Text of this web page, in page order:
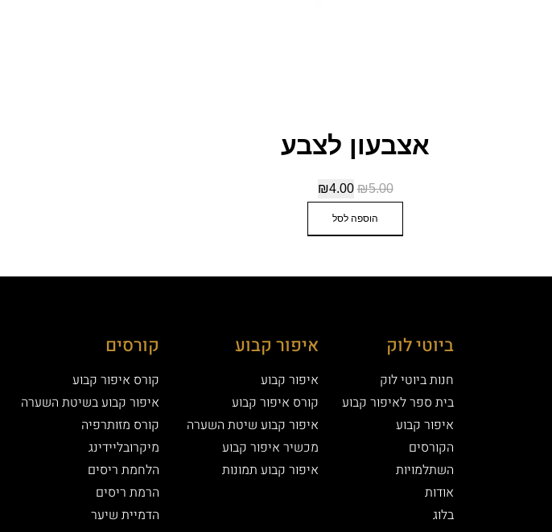
אצבעון לצבע
₪5.00
₪4.00
הוספה לסל
ביוטי לוק
חנות ביוטי לוק
בית ספר לאיפור קבוע
איפור קבוע
הקורסים
השתלמויות
אודות
בלוג
איפור קבוע
איפור קבוע
קורס איפור קבוע
איפור קבוע שיטת השערה
מכשיר איפור קבוע
איפור קבוע תמונות
קורסים
קורס איפור קבוע
איפור קבוע בשיטת השערה
קורס מזותרפיה
מיקרובליידינג
הלחמת ריסים
הרמת ריסים
הדמיית שיער